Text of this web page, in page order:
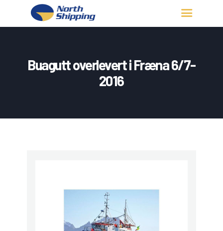
Buagutt overlevert i Fræna 6/7-
2016
OM OSS
FARTØY
LOGG INN